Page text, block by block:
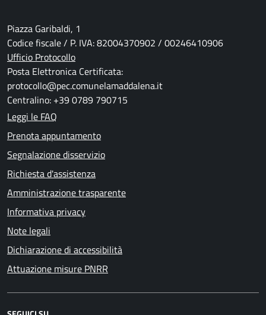
Piazza Garibaldi, 1
Codice fiscale / P. IVA: 82004370902 / 00246410906
Ufficio Protocollo
Posta Elettronica Certificata:
protocollo@pec.comunelamaddalena.it
Centralino: +39 0789 790715
Leggi le FAQ
Prenota appuntamento
Segnalazione disservizio
Richiesta d'assistenza
Amministrazione trasparente
Informativa privacy
Note legali
Dichiarazione di accessibilità
Attuazione misure PNRR